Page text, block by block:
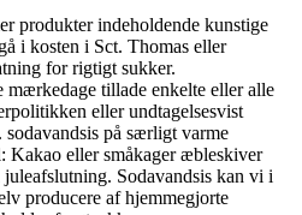
produkter indeholdende kunstige
i kosten i Sct. Thomas eller
for rigtigt sukker.
mærkedage tillade enkelte eller alle
eller undtagelsesvist
på særligt varme
Kakao eller småkager æbleskiver
Sodavandsis kan vi i
producere af hjemmegjorte